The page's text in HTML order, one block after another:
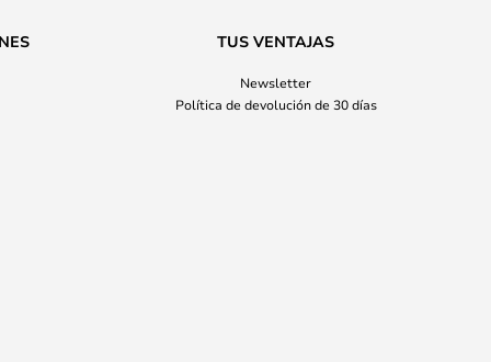
TUS VENTAJAS
Newsletter
Política de devolución de 30 días